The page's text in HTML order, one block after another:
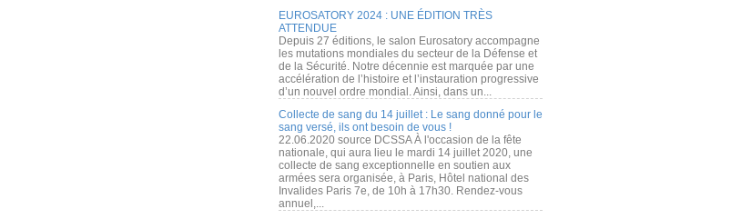
EUROSATORY 2024 : UNE ÉDITION TRÈS
ATTENDUE
Depuis 27 éditions, le salon Eurosatory accompagne
les mutations mondiales du secteur de la Défense et
de la Sécurité. Notre décennie est marquée par une
accélération de l’histoire et l’instauration progressive
d’un nouvel ordre mondial. Ainsi, dans un...
Collecte de sang du 14 juillet : Le sang donné pour le
sang versé, ils ont besoin de vous !
22.06.2020 source DCSSA À l'occasion de la fête
nationale, qui aura lieu le mardi 14 juillet 2020, une
collecte de sang exceptionnelle en soutien aux
armées sera organisée, à Paris, Hôtel national des
Invalides Paris 7e, de 10h à 17h30. Rendez-vous
annuel,...